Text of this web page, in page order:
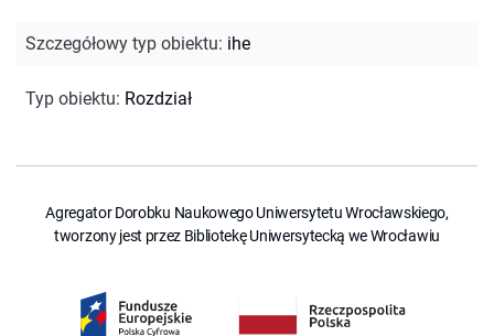
Szczegółowy typ obiektu: ihe
Typ obiektu: Rozdział
Agregator Dorobku Naukowego Uniwersytetu Wrocławskiego,
tworzony jest przez Bibliotekę Uniwersytecką we Wrocławiu